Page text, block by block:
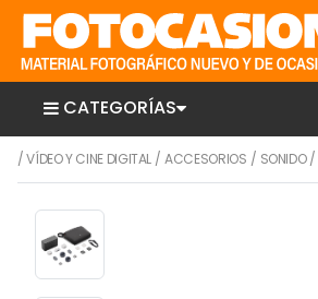
CATEGORÍAS
/VÍDEO Y CINE DIGITAL /ACCESORIOS / SONIDO /